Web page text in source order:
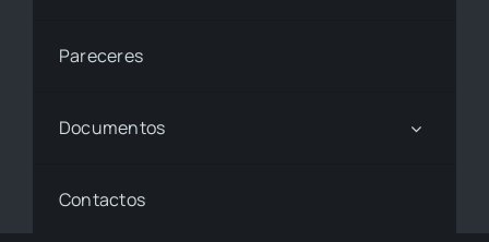
Pareceres
Documentos
Contactos